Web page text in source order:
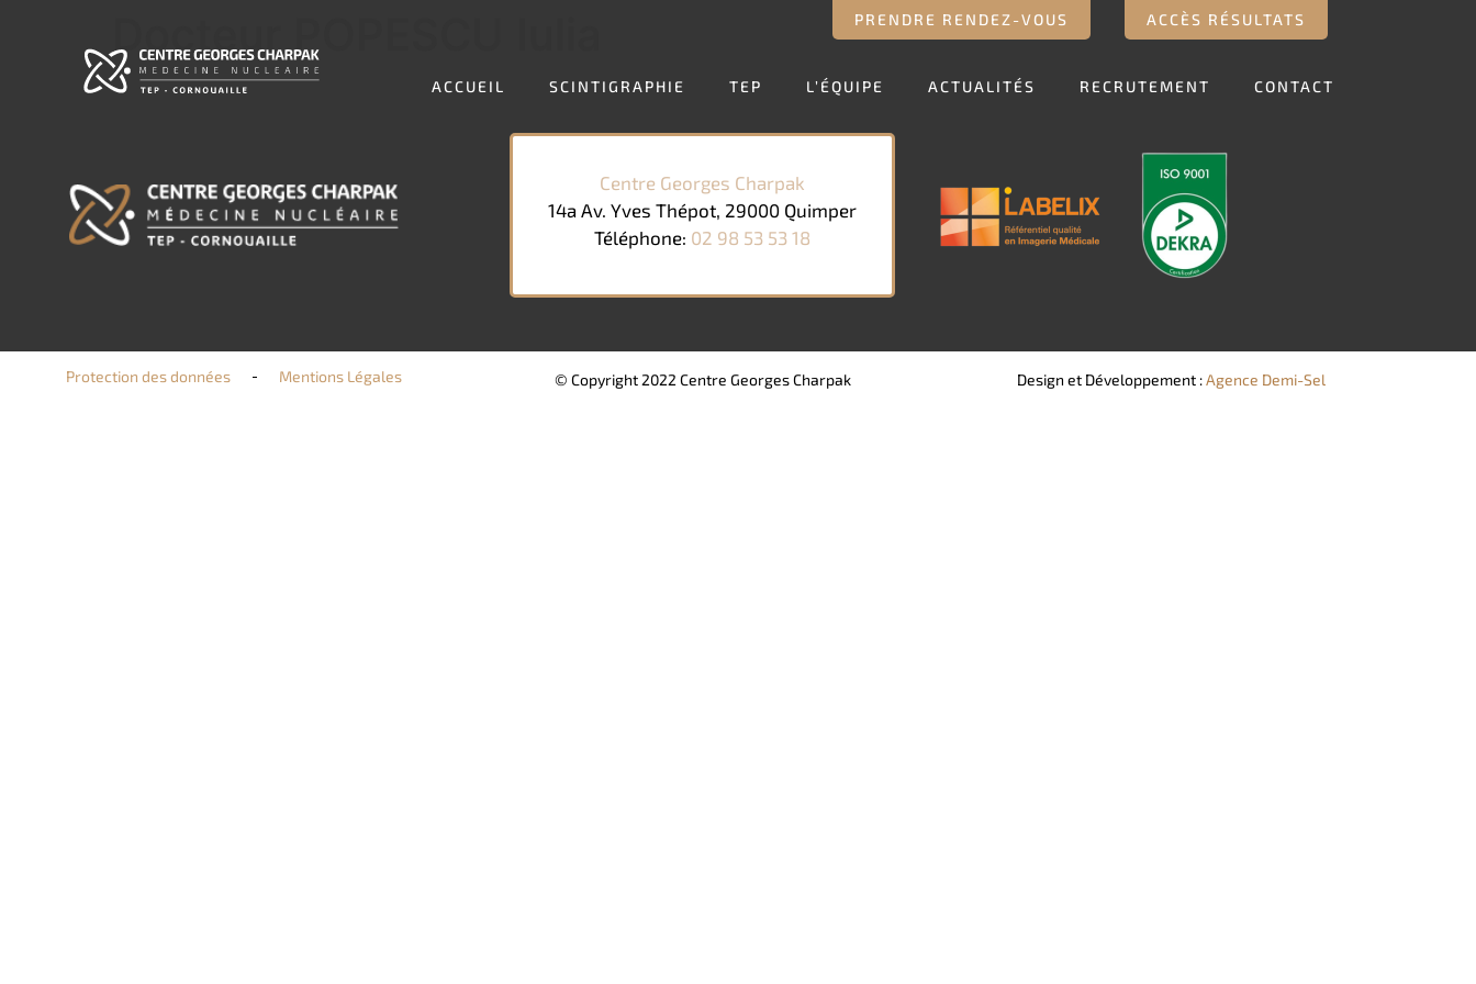
ACCUEIL SCINTIGRAPHIE TEP L’ÉQUIPE
PRENDRE RENDEZ-VOUS ACCÈS RÉSULTATS
ACTUALITÉS RECRUTEMENT CONTACT
Docteur POPESCU Iulia
Centre Georges Charpak
14a Av. Yves Thépot, 29000 Quimper
Téléphone: 02 98 53 53 18
Protection des données Mentions Légales © Copyright 2022 Centre Georges Charpak Design et Développement :Agence Demi-Sel